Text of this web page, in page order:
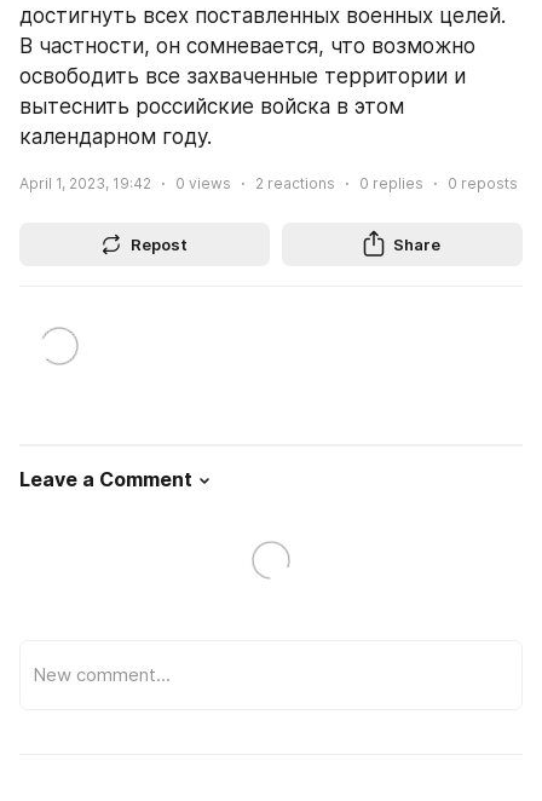
достигнуть всех поставленных военных целей.
В частности, он сомневается, что возможно
освободить все захваченные территории и
вытеснить российские войска в этом
календарном году.
April 1, 2023, 19:42 0 views 2 reactions 0 replies 0 reposts
Repost Share
Leave a Comment